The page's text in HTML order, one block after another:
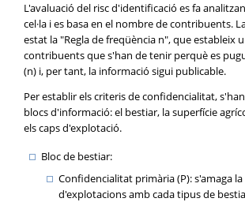
L'avaluació del risc d'identificació es fa
cel·la i es basa en el nombre de contribuents.
estat la "Regla de freqüència n", que estableix
contribuents que s'han de tenir perquè es
(n) i, per tant, la informació sigui publicable.
Per establir els criteris de confidencialitat,
blocs d'informació: el bestiar, la superfície
els caps d'explotació.
Bloc de bestiar:
Confidencialitat primària (P): s'amaga
d'explotacions amb cada tipus de